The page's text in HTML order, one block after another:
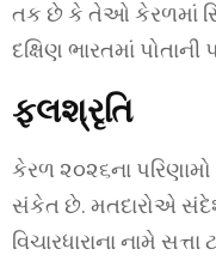
તક છે કે તેઓ કેરળમાં
દક્ષિણ ભારતમાં
ફલશ્રૃતિ
કેરળ ૨૦૨૬ના પરિણામો
સંકેત છે. મતદારોએ
વિચારધારાના નામે